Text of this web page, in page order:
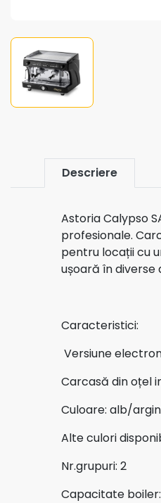
Rasnita
Aparate de cafea
Barista Attitude
Pahare carton 7oz
Capsule Lvazza
Decalcifiant Anticalcar
Descriere
Astoria Calypso
profesionale.
pentru locații cu
ușoară în
Caracteristici:
Versiune
Carcasă din oțel
Culoare: alb/
Alte culori
Nr.grupuri: 2
Capacitate boiler: